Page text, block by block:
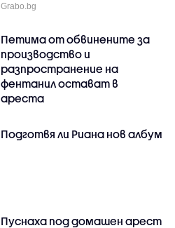
Grabo.bg
Петима от обвинените за
производство и
разпространение на
фентанил остават в
ареста
Подготвя ли Риана нов албум
Пуснаха под домашен арест